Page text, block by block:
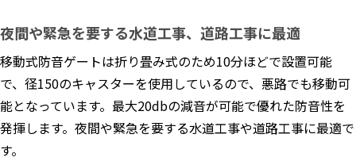
夜間や緊急を要する水道工事、道路工事に最適
移動式防音ゲートは折り畳み式のため10分ほどで設置可能
で、径150のキャスターを使用しているので、悪路でも移動可
能となっています。最大20dbの減音が可能で優れた防音性を
発揮します。夜間や緊急を要する水道工事や道路工事に最適で
す。